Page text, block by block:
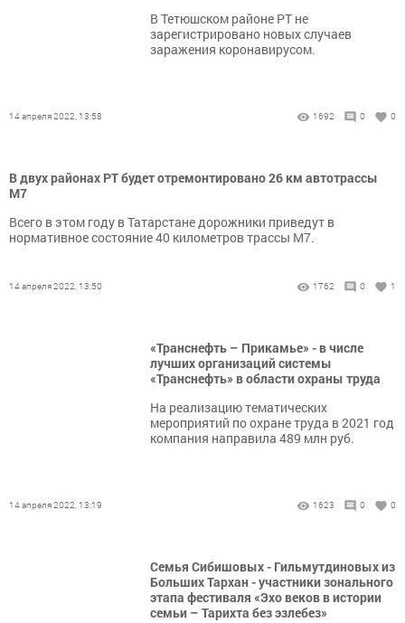
В Тетюшском районе РТ не
зарегистрировано новых случаев
заражения коронавирусом.
14 апреля 2022, 13:58 1692 0 0
В двух районах РТ будет отремонтировано 26 км автотрассы
М7
Всего в этом году в Татарстане дорожники приведут в
нормативное состояние 40 километров трассы М7.
14 апреля 2022, 13:50 1762 0 1
«Транснефть – Прикамье» - в числе
лучших организаций системы
«Транснефть» в области охраны труда
На реализацию тематических
мероприятий по охране труда в 2021 год
компания направила 489 млн руб.
14 апреля 2022, 13:19 1623 0 0
Семья Сибишовых - Гильмутдиновых из
Больших Тархан - участники зонального
этапа фестиваля «Эхо веков в истории
семьи – Тарихта без эзлебез»